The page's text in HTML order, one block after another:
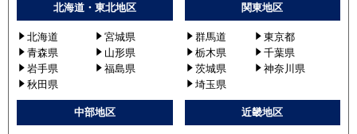
北海道・東北地区
北海道
宮城県
青森県
山形県
岩手県
福島県
秋田県
関東地区
群馬道
東京都
栃木県
千葉県
茨城県
神奈川県
埼玉県
中部地区 近畿地区